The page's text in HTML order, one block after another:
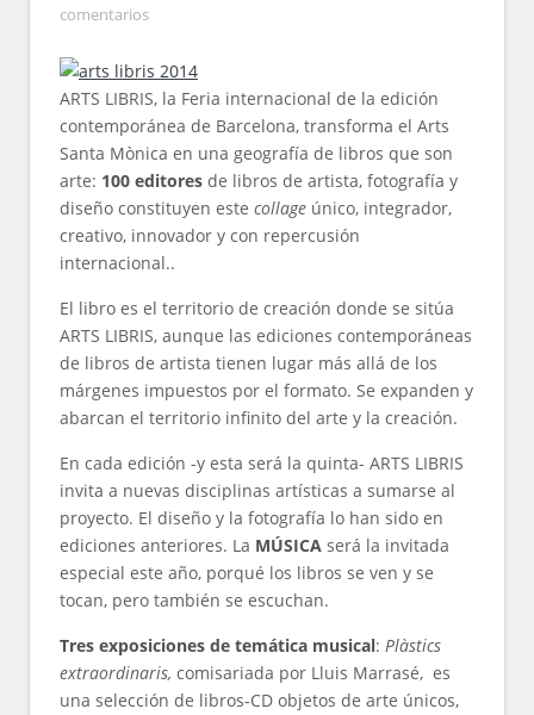
comentarios
ARTS LIBRIS, la Feria internacional de la edición
contemporánea de Barcelona, transforma el Arts
Santa Mònica en una geografía de libros que son
arte: 100 editores de libros de artista, fotografía y
diseño constituyen este collage único, integrador,
creativo, innovador y con repercusión
internacional..
El libro es el territorio de creación donde se sitúa
ARTS LIBRIS, aunque las ediciones contemporáneas
de libros de artista tienen lugar más allá de los
márgenes impuestos por el formato. Se expanden y
abarcan el territorio infinito del arte y la creación.
En cada edición -y esta será la quinta- ARTS LIBRIS
invita a nuevas disciplinas artísticas a sumarse al
proyecto. El diseño y la fotografía lo han sido en
ediciones anteriores. La MÚSICA será la invitada
especial este año, porqué los libros se ven y se
tocan, pero también se escuchan.
Tres exposiciones de temática musical: Plàstics
extraordinaris, comisariada por Lluis Marrasé, es
una selección de libros-CD objetos de arte únicos,